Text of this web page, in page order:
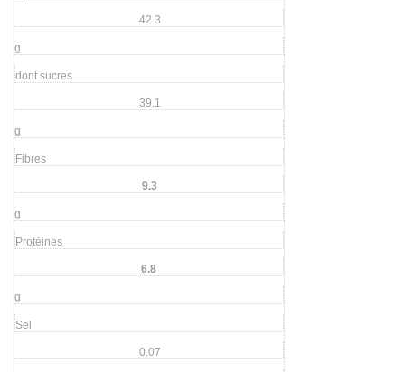
42.3
g
dont sucres
39.1
g
Fibres
9.3
g
Protéines
6.8
g
Sel
0.07